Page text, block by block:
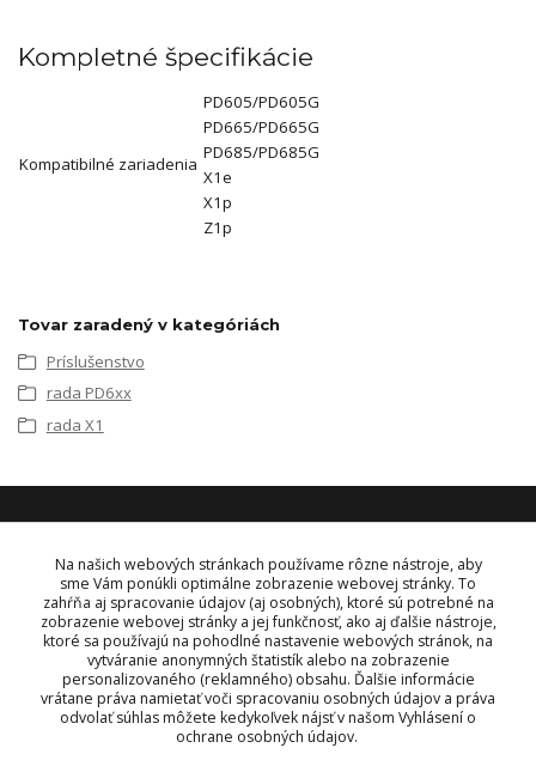
Kompletné špecifikácie
Kompatibilné zariadenia
PD605/PD605G
PD665/PD665G
PD685/PD685G
X1e
X1p
Z1p
Tovar zaradený v kategóriách
Príslušenstvo
rada PD6xx
rada X1
KONTAKT
OBJEDNÁVKY A INFORMÁCIE
+421 948 229 224
info@vysielacky.com
Na našich webových stránkach používame rôzne nástroje, aby
sme Vám ponúkli optimálne zobrazenie webovej stránky. To
zahŕňa aj spracovanie údajov (aj osobných), ktoré sú potrebné na
zobrazenie webovej stránky a jej funkčnosť, ako aj ďalšie nástroje,
ktoré sa používajú na pohodlné nastavenie webových stránok, na
vytváranie anonymných štatistík alebo na zobrazenie
personalizovaného (reklamného) obsahu. Ďalšie informácie
vrátane práva namietať voči spracovaniu osobných údajov a práva
odvolať súhlas môžete kedykoľvek nájsť v našom Vyhlásení o
ochrane osobných údajov.